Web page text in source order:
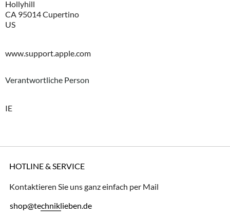
Hollyhill
CA 95014 Cupertino
US
www.support.apple.com
Verantwortliche Person
IE
HOTLINE & SERVICE
Kontaktieren Sie uns ganz einfach per Mail
shop@techniklieben.de